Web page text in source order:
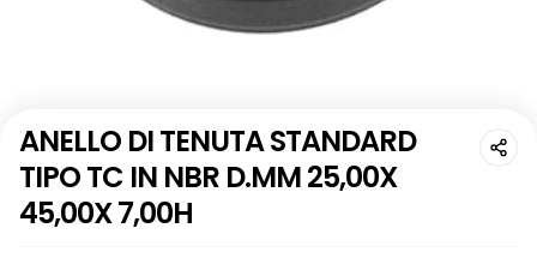
ANELLO DI TENUTA STANDARD
TIPO TC IN NBR D.MM 25,00X
45,00X 7,00H